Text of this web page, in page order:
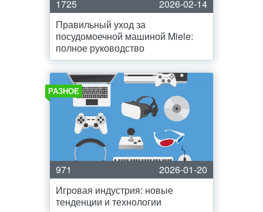
1725
2026-02-14
Правильный уход за
посудомоечной машиной Miele:
полное руководство
РАЗНОЕ
971
2026-01-20
Игровая индустрия: новые
тенденции и технологии